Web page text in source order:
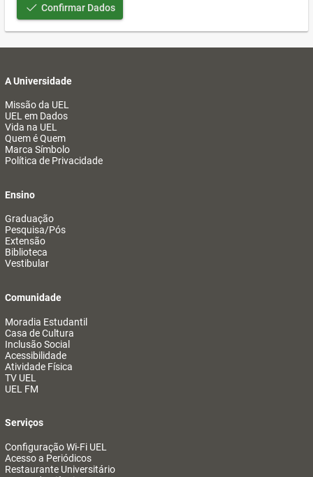
Confirmar Dados
A Universidade
Missão da UEL
UEL em Dados
Vida na UEL
Quem é Quem
Marca Símbolo
Política de Privacidade
Ensino
Graduação
Pesquisa/Pós
Extensão
Biblioteca
Vestibular
Comunidade
Moradia Estudantil
Casa de Cultura
Inclusão Social
Acessibilidade
Atividade Física
TV UEL
UEL FM
Serviços
Configuração Wi-Fi UEL
Acesso a Periódicos
Restaurante Universitário